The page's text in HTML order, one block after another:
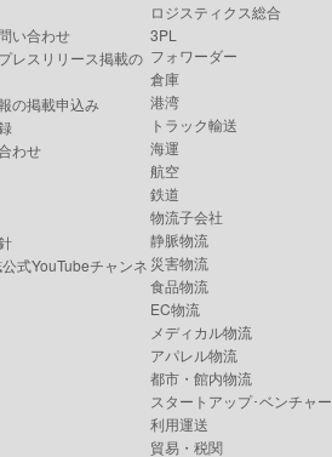
い合わせ
レスリリース掲載の
の掲載申込み
わせ
式YouTubeチャンネ
ロジスティクス総合
3PL
フォワーダー
倉庫
港湾
トラック輸送
海運
航空
鉄道
物流子会社
静脈物流
災害物流
食品物流
EC物流
メディカル物流
アパレル物流
都市・館内物流
スタートアップ･ベンチャー
利用運送
貿易・税関